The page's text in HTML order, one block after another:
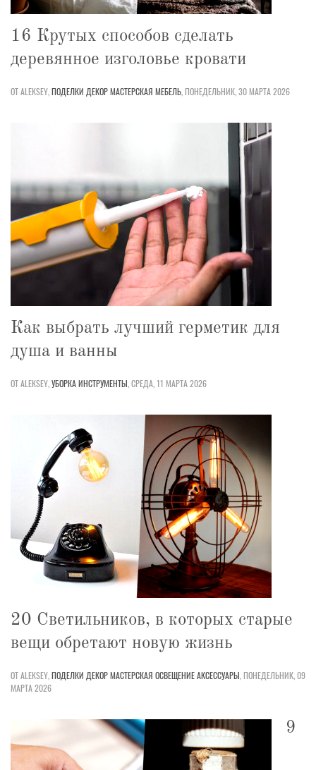
16 Крутых способов сделать
деревянное изголовье кровати
ОТ ALEKSEY,ПОДЕЛКИ ДЕКОРМАСТЕРСКАЯ МЕБЕЛЬ,ПОНЕДЕЛЬНИК, 30 МАРТА 2026
Как выбрать лучший герметик для
душа и ванны
ОТ ALEKSEY,УБОРКАИНСТРУМЕНТЫ,СРЕДА, 11 МАРТА 2026
20 Светильников, в которых старые
вещи обретают новую жизнь
ОТ ALEKSEY,ПОДЕЛКИ ДЕКОРМАСТЕРСКАЯ ОСВЕЩЕНИЕАКСЕССУАРЫ,ПОНЕДЕЛЬНИК, 09
МАРТА 2026
9